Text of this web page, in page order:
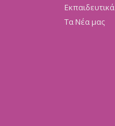
Εκπαιδευτικά
Τα Νέα μας